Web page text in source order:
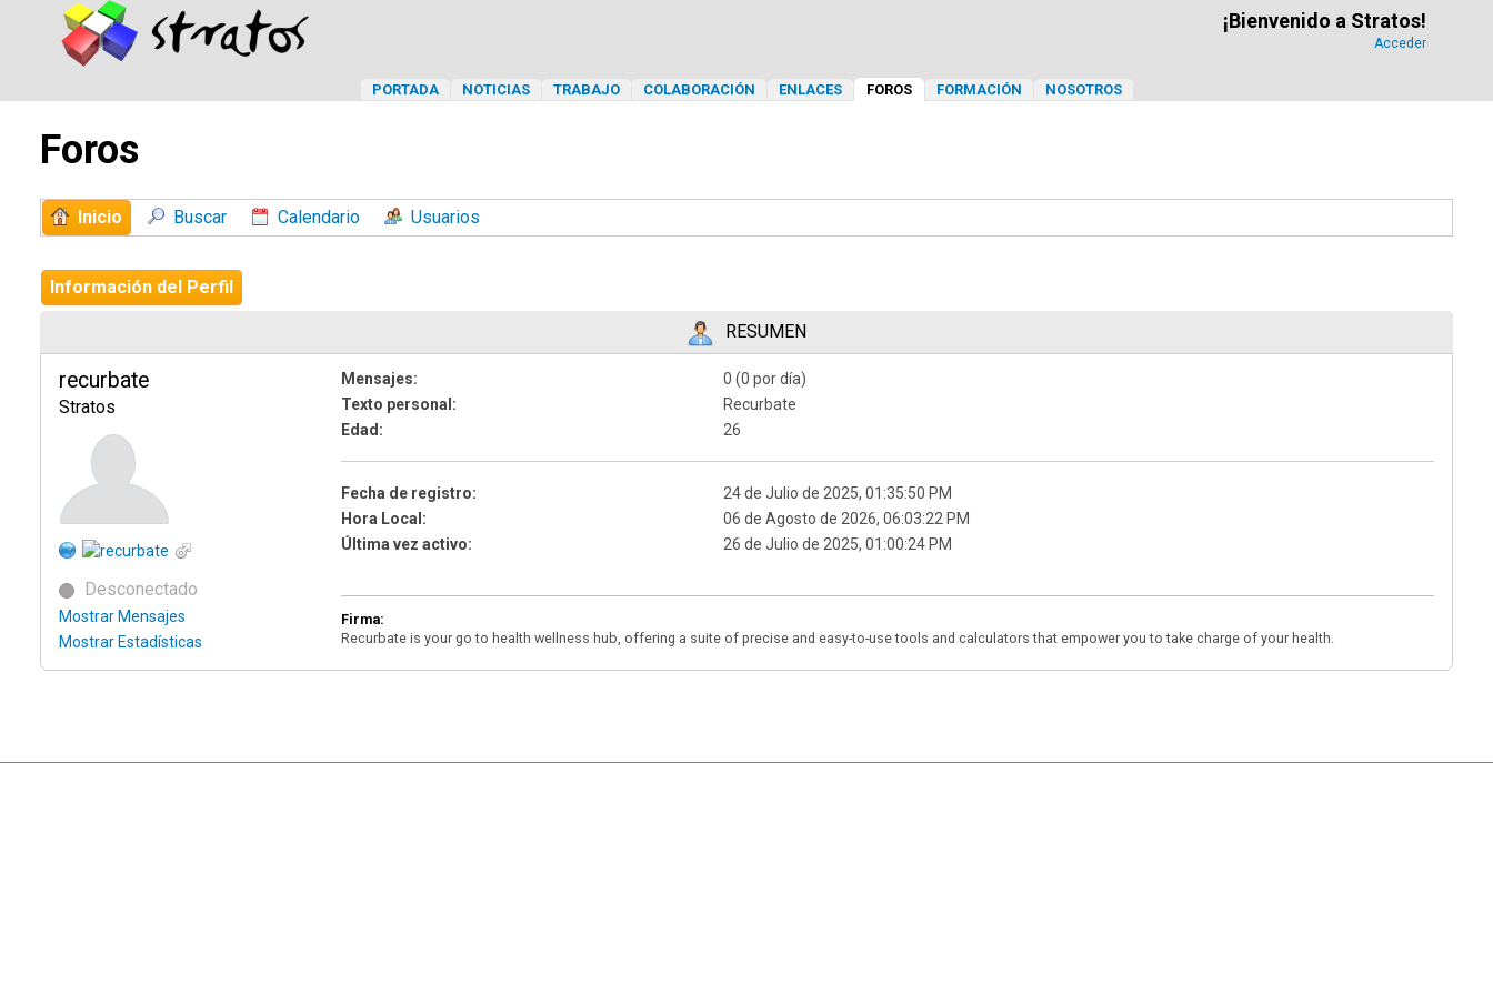
¡Bienvenido a Stratos!
Acceder
PORTADA NOTICIAS TRABAJO COLABORACIÓN ENLACES FOROS FORMACIÓN NOSOTROS
Foros
Inicio Buscar Calendario Usuarios
Información del Perfil
RESUMEN
recurbate
Stratos
Desconectado
Mostrar Mensajes
Mostrar Estadísticas
Mensajes:
0 (0 por día)
Texto personal:
Recurbate
Edad:
26
Fecha de registro:
24 de Julio de 2025, 01:35:50 PM
Hora Local:
06 de Agosto de 2026, 06:03:22 PM
Última vez activo:
26 de Julio de 2025, 01:00:24 PM
Firma:
Recurbate is your go to health wellness hub, offering a suite of precise and easy-to-use tools and calculators that empower you to take charge of your health.